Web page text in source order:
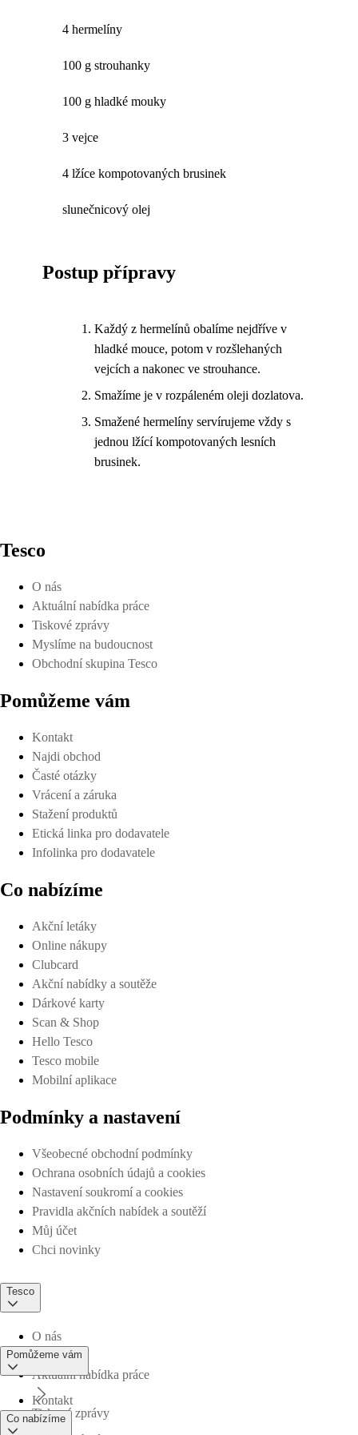
4 hermelíny
100 g strouhanky
100 g hladké mouky
3 vejce
4 lžíce kompotovaných brusinek
slunečnicový olej
Postup přípravy
Každý z hermelínů obalíme nejdříve v
hladké mouce, potom v rozšlehaných
vejcích a nakonec ve strouhance.
Smažíme je v rozpáleném oleji dozlatova.
Smažené hermelíny servírujeme vždy s
jednou lžící kompotovaných lesních
brusinek.
Tesco
O nás
Aktuální nabídka práce
Tiskové zprávy
Myslíme na budoucnost
Obchodní skupina Tesco
Pomůžeme vám
Kontakt
Najdi obchod
Časté otázky
Vrácení a záruka
Stažení produktů
Etická linka pro dodavatele
Infolinka pro dodavatele
Co nabízíme
Akční letáky
Online nákupy
Clubcard
Akční nabídky a soutěže
Dárkové karty
Scan & Shop
Hello Tesco
Tesco mobile
Mobilní aplikace
Podmínky a nastavení
Všeobecné obchodní podmínky
Ochrana osobních údajů a cookies
Nastavení soukromí a cookies
Pravidla akčních nabídek a soutěží
Můj účet
Chci novinky
Tesco
O nás
Aktuální nabídka práce
Tiskové zprávy
Pomůžeme vám
Kontakt
Co nabízíme